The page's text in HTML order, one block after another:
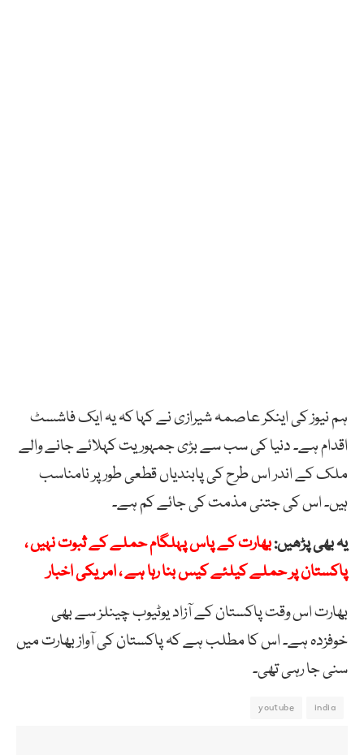
ہم نیوز کی اینکر عاصمہ شیرازی نے کہا کہ یہ ایک فاشسٹ
اقدام ہے۔ دنیا کی سب سے بڑی جمہوریت کہلائے جانے والے
ملک کے اندر اس طرح کی پابندیاں قطعی طور پر نامناسب
ہیں۔ اس کی جتنی مذمت کی جائے کم ہے۔
یہ بھی پڑھیں:بھارت کے پاس پہلگام حملے کے ثبوت نہیں ،
پاکستان پر حملے کیلئے کیس بنا رہا ہے ، امریکی اخبار
بھارت اس وقت پاکستان کے آزاد یوٹیوب چینلز سے بھی
خوفزدہ ہے۔ اس کا مطلب ہے کہ پاکستان کی آواز بھارت میں
سنی جا رہی تھی۔
india
youtube